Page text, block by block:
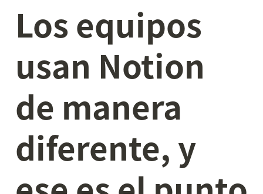
Los equipos
usan Notion
de manera
diferente, y